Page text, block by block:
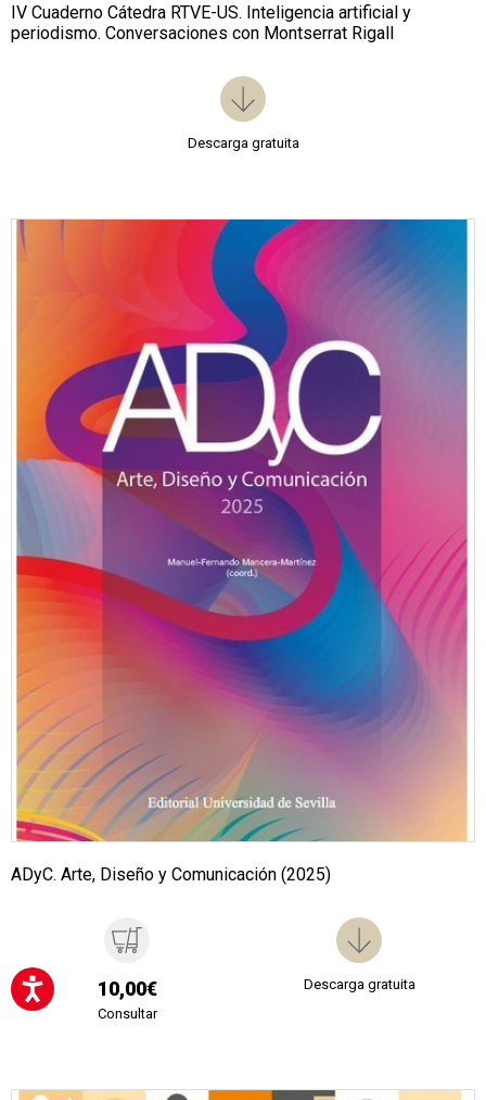
IV Cuaderno Cátedra RTVE-US. Inteligencia artificial y
periodismo. Conversaciones con Montserrat Rigall
Descarga gratuita
ADyC. Arte, Diseño y Comunicación (2025)
10,00€
Consultar
Descarga gratuita